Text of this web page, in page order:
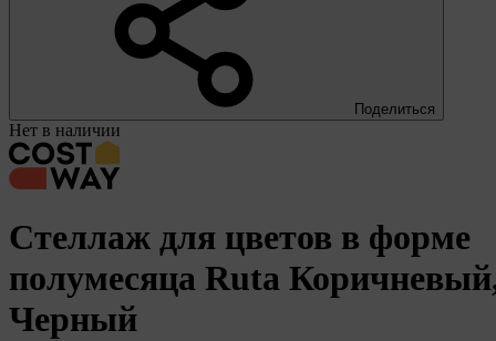
Поделиться
Нет в наличии
Стеллаж для цветов в форме
полумесяца Ruta
Черный